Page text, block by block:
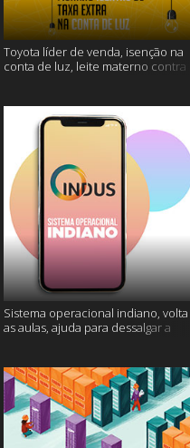
Toyota líder de venda, isenção na
conta de luz, leite materno contra o
Sistema operacional indiano, volta
as aulas, ajuda para dessalgar a